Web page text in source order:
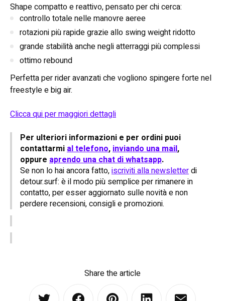
Shape compatto e reattivo, pensato per chi cerca:
controllo totale nelle manovre aeree
rotazioni più rapide grazie allo swing weight ridotto
grande stabilità anche negli atterraggi più complessi
ottimo rebound
Perfetta per rider avanzati che vogliono spingere forte nel
freestyle e big air.
Clicca qui per maggiori dettagli
Per ulteriori informazioni e per ordini puoi
contattarmial telefono,inviando una mail,
oppure aprendo una chat di whatsapp.
Se non lo hai ancora fatto,iscriviti alla newsletterdi
detour.surf: è il modo più semplice per rimanere in
contatto, per esser aggiornato sulle novità e non
perdere recensioni, consigli e promozioni.
Share the article